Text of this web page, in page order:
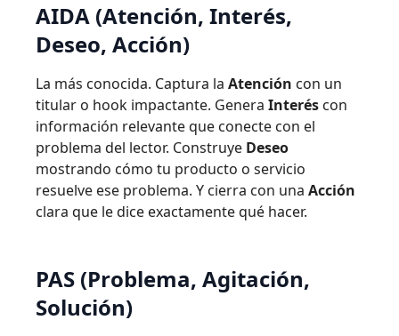
AIDA (Atención, Interés,
Deseo, Acción)
La más conocida. Captura la Atención con un
titular o hook impactante. Genera Interés con
información relevante que conecte con el
problema del lector. Construye Deseo
mostrando cómo tu producto o servicio
resuelve ese problema. Y cierra con una Acción
clara que le dice exactamente qué hacer.
PAS (Problema, Agitación,
Solución)